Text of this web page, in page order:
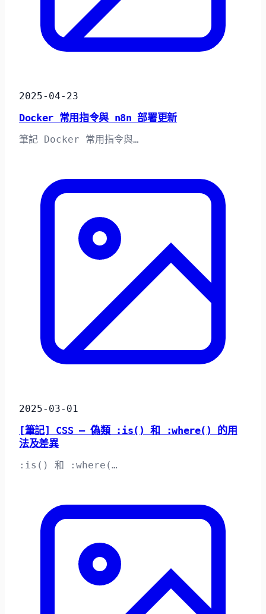
2025-04-23
Docker 常用指令與 n8n 部署更新
筆記 Docker 常用指令與…
2025-03-01
[筆記] CSS – 偽類 :is() 和 :where() 的用
法及差異
:is() 和 :where(…